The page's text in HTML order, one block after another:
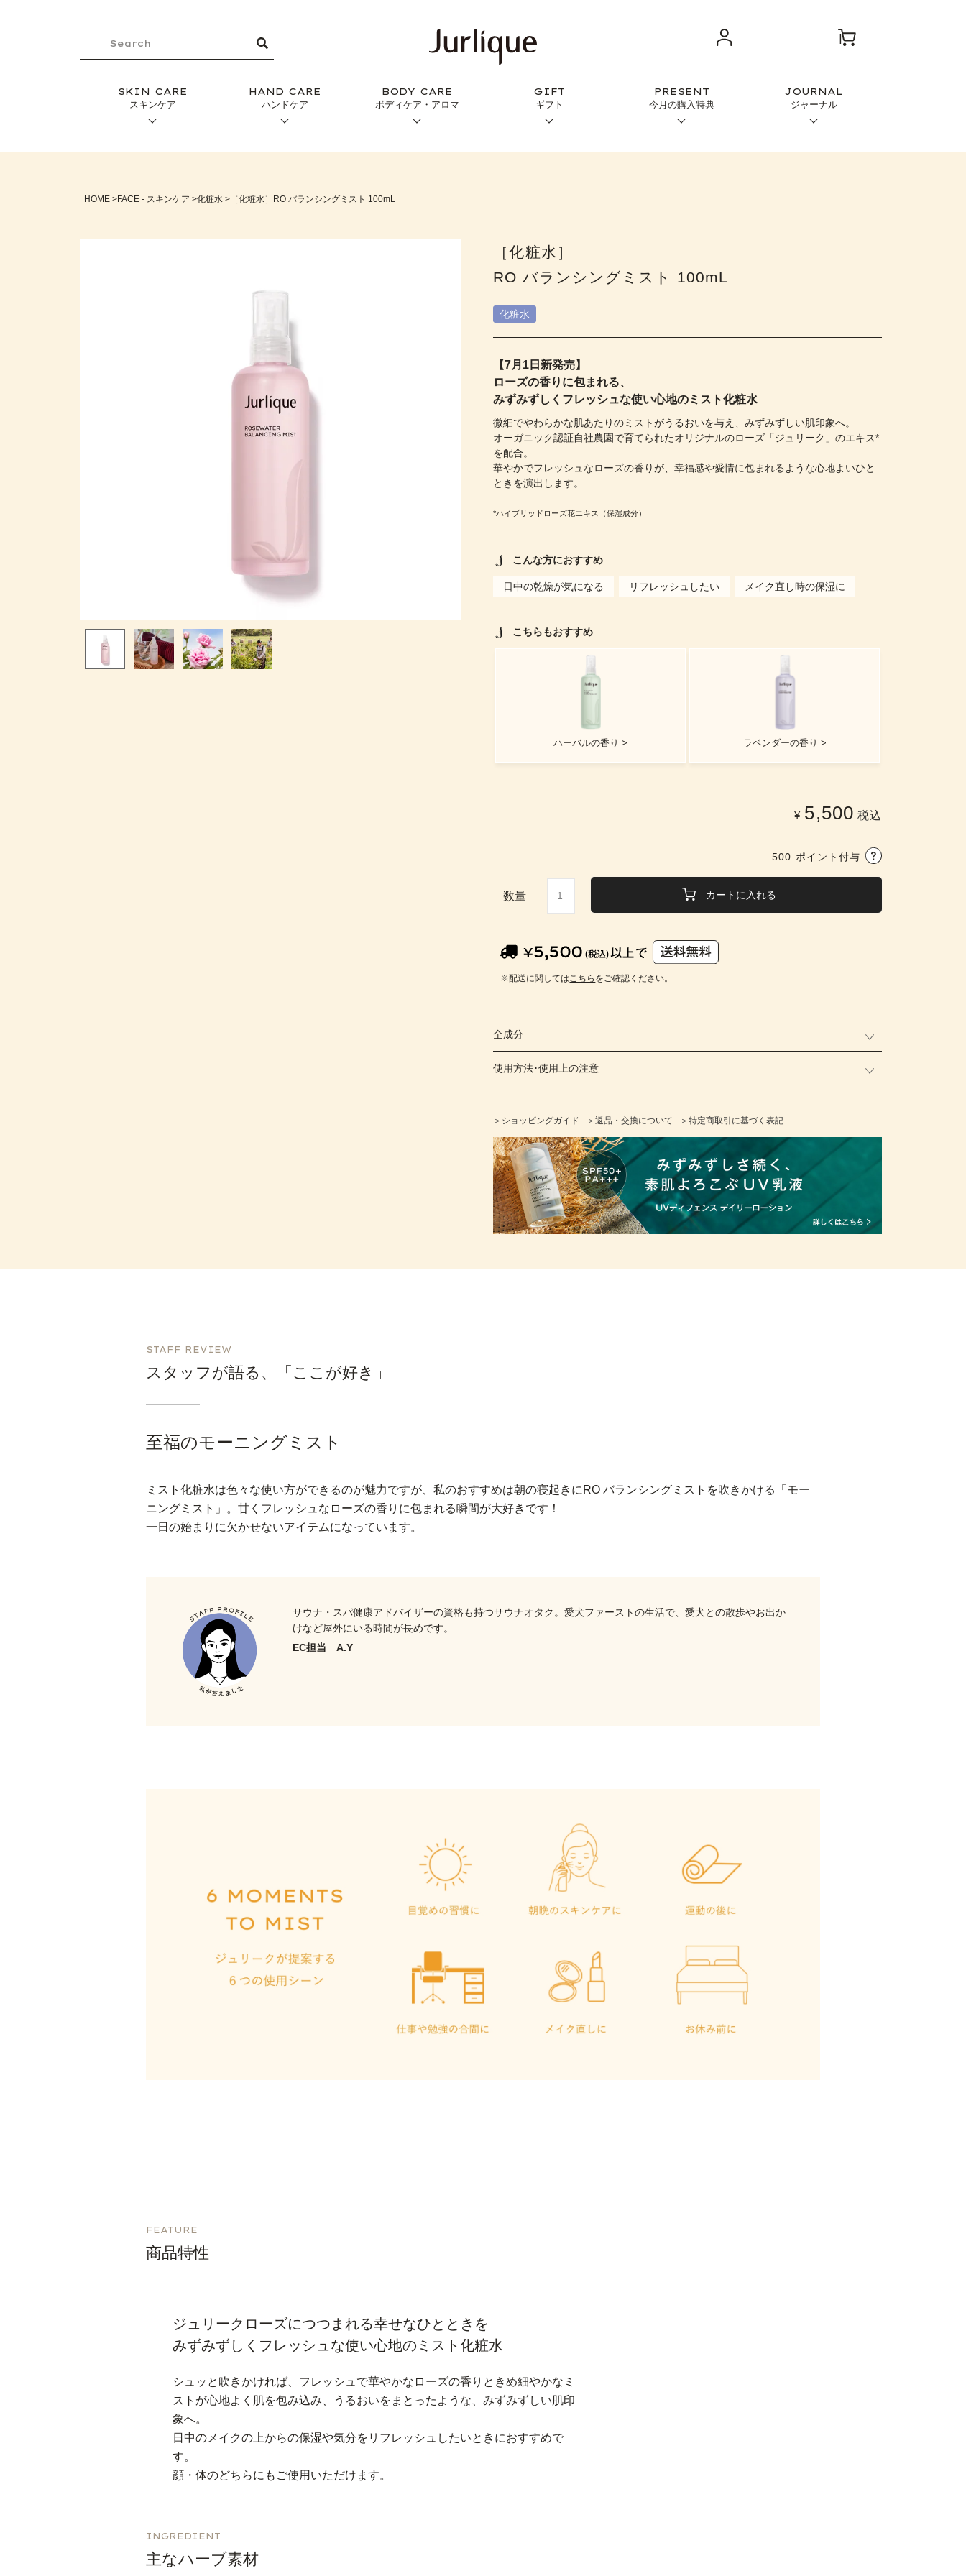
SKIN CARE
スキンケア
HAND CARE
ハンドケア
BODY CARE
ボディケア・アロマ
GIFT
ギフト
PRESENT
今月の購入特典
JOURNAL
ジャーナル
HOME FACE - スキンケア 化粧水 ［化粧水］RO バランシングミスト 100mL
［化粧水］
RO バランシングミスト 100mL
化粧水
【7月1日新発売】
ローズの香りに包まれる、
みずみずしくフレッシュな使い心地のミスト化粧水
微細でやわらかな肌あたりのミストがうるおいを与え、みずみずしい肌印象へ。
オーガニック認証自社農園で育てられたオリジナルのローズ「ジュリーク」のエキス*
を配合。
華やかでフレッシュなローズの香りが、幸福感や愛情に包まれるような心地よいひと
ときを演出します。
*ハイブリッドローズ花エキス（保湿成分）
こんな方におすすめ
日中の乾燥が気になる リフレッシュしたい メイク直し時の保湿に
こちらもおすすめ
ハーバルの香り > ラベンダーの香り >
¥ 5,500 税込
500 ポイント付与
カートに入れる
※配送に関してはこちら をご確認ください。
全成分
使用方法･使用上の注意
＞ショッピングガイド ＞返品・交換について ＞特定商取引に基づく表記
STAFF REVIEW
スタッフが語る、「ここが好き」
至福のモーニングミスト
ミスト化粧水は色々な使い方ができるのが魅力ですが、私のおすすめは朝の寝起きにRO バランシングミストを吹きかける「モー
ニングミスト」。甘くフレッシュなローズの香りに包まれる瞬間が大好きです！
一日の始まりに欠かせないアイテムになっています。
サウナ・スパ健康アドバイザーの資格も持つサウナオタク。愛犬ファーストの生活で、愛犬との散歩やお出か
けなど屋外にいる時間が長めです。
EC担当 A.Y
FEATURE
商品特性
ジュリークローズにつつまれる幸せなひとときを
みずみずしくフレッシュな使い心地のミスト化粧水
シュッと吹きかければ、フレッシュで華やかなローズの香りときめ細やかなミ
ストが心地よく肌を包み込み、うるおいをまとったような、みずみずしい肌印
象へ。
日中のメイクの上からの保湿や気分をリフレッシュしたいときにおすすめで
す。
顔・体のどちらにもご使用いただけます。
INGREDIENT
主なハーブ素材